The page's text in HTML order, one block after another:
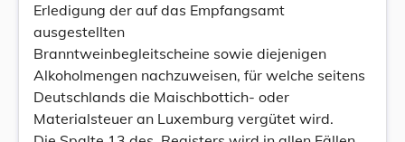
Erledigung der auf das Empfangsamt
ausgestellten
Branntweinbegleitscheine sowie diejenigen
Alkoholmengen nachzuweisen, für welche seitens
Deutschlands die Maischbottich- oder
Materialsteuer an Luxemburg vergütet wird.